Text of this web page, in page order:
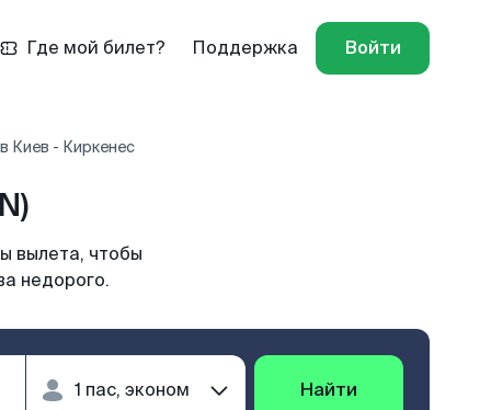
Где мой билет? Поддержка Войти
Киев - Киркенес
вылета, чтобы
недорого.
Найти